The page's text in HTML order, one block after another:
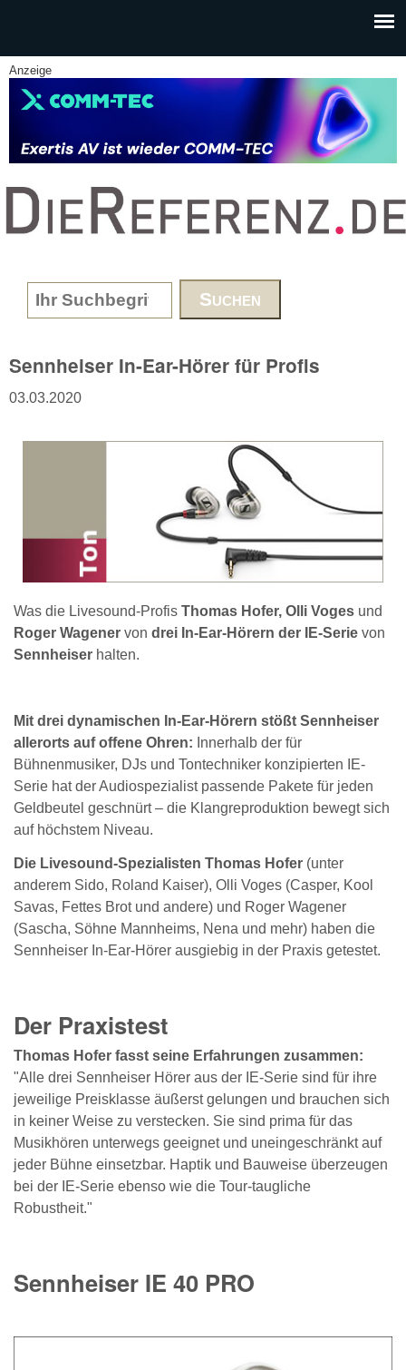
Anzeige
www.DieReferenz.de
Search form
Sennheiser In-Ear-Hörer für Profis
03.03.2020
Was die Livesound-Profis Thomas Hofer, Olli Voges und
Roger Wagener von drei In-Ear-Hörern der IE-Serie von
Sennheiser halten.
Mit drei dynamischen In-Ear-Hörern stößt Sennheiser
allerorts auf offene Ohren: Innerhalb der für
Bühnenmusiker, DJs und Tontechniker konzipierten IE-
Serie hat der Audiospezialist passende Pakete für jeden
Geldbeutel geschnürt – die Klangreproduktion bewegt sich
auf höchstem Niveau.
Die Livesound-Spezialisten Thomas Hofer (unter
anderem Sido, Roland Kaiser), Olli Voges (Casper, Kool
Savas, Fettes Brot und andere) und Roger Wagener
(Sascha, Söhne Mannheims, Nena und mehr) haben die
Sennheiser In-Ear-Hörer ausgiebig in der Praxis getestet.
Der Praxistest
Thomas Hofer fasst seine Erfahrungen zusammen:
"Alle drei Sennheiser Hörer aus der IE-Serie sind für ihre
jeweilige Preisklasse äußerst gelungen und brauchen sich
in keiner Weise zu verstecken. Sie sind prima für das
Musikhören unterwegs geeignet und uneingeschränkt auf
jeder Bühne einsetzbar. Haptik und Bauweise überzeugen
bei der IE-Serie ebenso wie die Tour-taugliche
Robustheit."
Sennheiser IE 40 PRO